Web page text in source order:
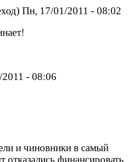
Пн, 17/01/2011 - 08:02
- 08:06
и чиновники в самый
отказались финансировать